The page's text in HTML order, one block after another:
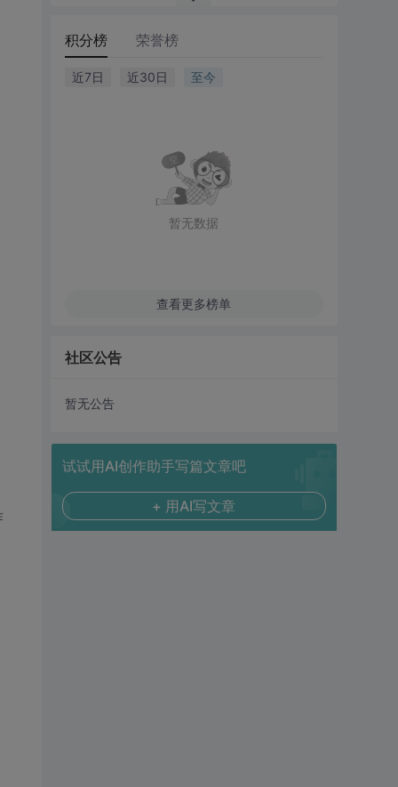
积分榜 荣誉榜
近7日 近30日 至今
暂无数据
查看更多榜单
社区公告
暂无公告
试试用AI创作助手写篇文章吧
+ 用AI写文章